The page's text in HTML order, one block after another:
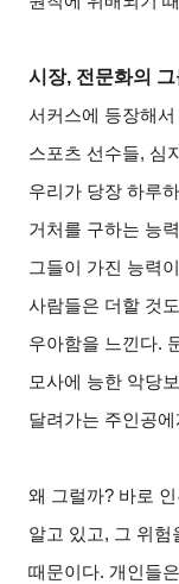
시장, 전문화의
서커스에 등장해
스포츠 선수들, 심
우리가 당장 하루
거처를 구하는 능
그들이 가진 능력
사람들은 더할 것
우아함을 느낀다.
모사에 능한 악당
달려가는 주인공
왜 그럴까? 바로
알고 있고, 그 위험
때문이다. 개인들